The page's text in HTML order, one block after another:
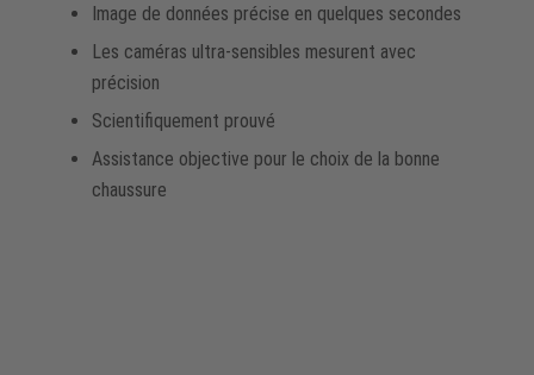
Image de données précise en quelques secondes
Les caméras ultra-sensibles mesurent avec
précision
Scientifiquement prouvé
Assistance objective pour le choix de la bonne
chaussure